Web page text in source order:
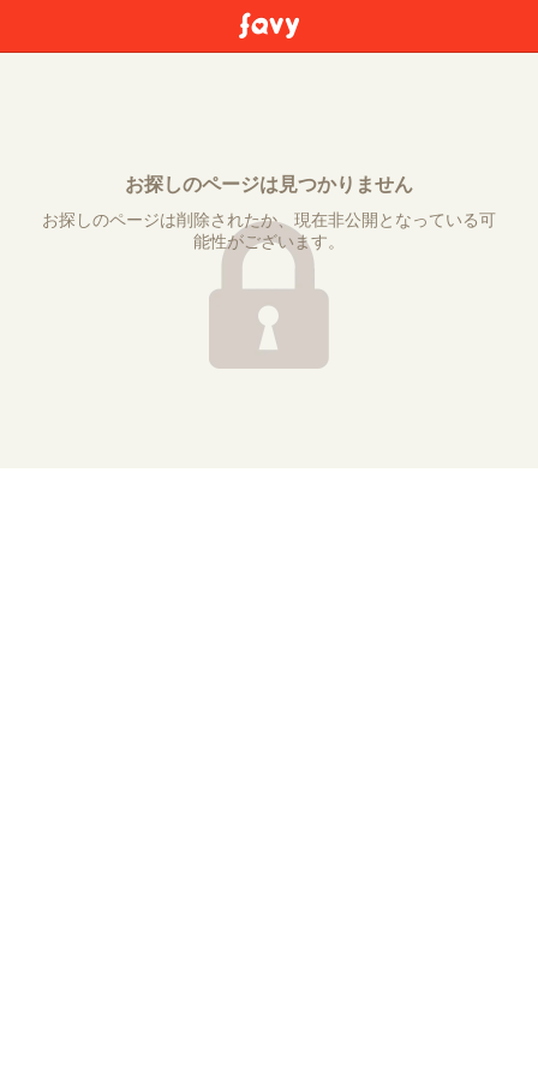
お探しのページは見つかりません
お探しのページは削除されたか、現在非公開となっている可
能性がございます。